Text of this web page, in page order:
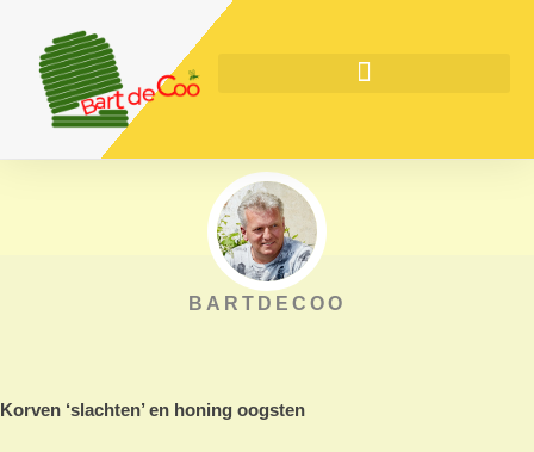
BARTDECOO
Korven ‘slachten’ en honing oogsten